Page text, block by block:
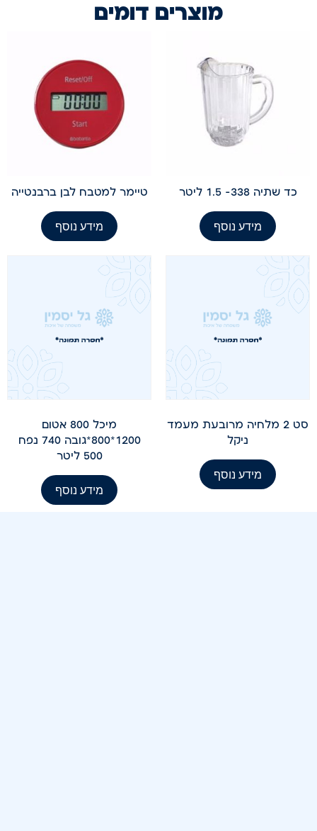
מוצרים דומים
כד שתיה 338- 1.5 ליטר
מידע נוסף
טיימר למטבח לבן ברבנטייה
מידע נוסף
סט 2 מלחיה מרובעת מעמד
ניקל
מידע נוסף
מיכל 800 אטום
1200*800*גובה 740 נפח
500 ליטר
מידע נוסף